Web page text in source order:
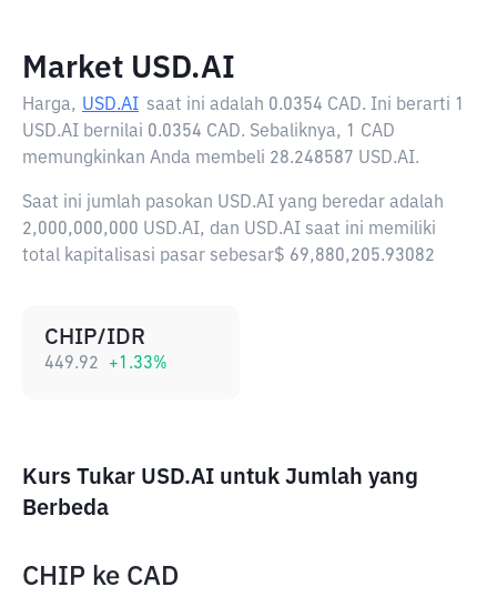
Market USD.AI
Harga, USD.AI saat ini adalah 0.0354 CAD. Ini berarti 1
USD.AI bernilai 0.0354 CAD. Sebaliknya, 1 CAD
memungkinkan Anda membeli 28.248587 USD.AI.
Saat ini jumlah pasokan USD.AI yang beredar adalah
2,000,000,000 USD.AI, dan USD.AI saat ini memiliki
total kapitalisasi pasar sebesar$ 69,880,205.93082
CHIP/IDR
449.92 +1.33%
Kurs Tukar USD.AI untuk Jumlah yang
Berbeda
CHIP ke CAD